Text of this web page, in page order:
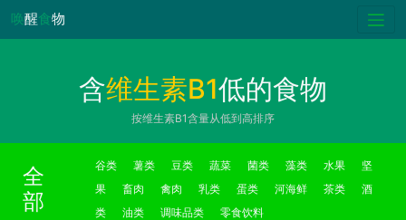
唤醒食物
含维生素B1低的食物
按维生素B1含量从低到高排序
全
部
谷类 薯类 豆类 蔬菜 菌类 藻类 水果
坚
果
畜肉 禽肉 乳类 蛋类 河海鲜 茶类
酒
类
油类 调味品类 零食饮料